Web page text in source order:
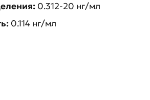
0.312-20 нг/мл
0.114 нг/мл